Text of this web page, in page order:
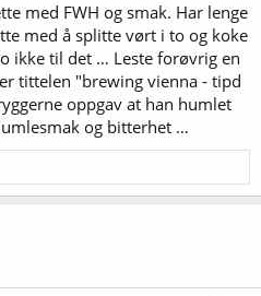
med FWH og smak. Har lenge
med å splitte vørt i to og koke
ikke til det … Leste forøvrig en
tittelen "brewing vienna - tipd
oppgav at han humlet
og bitterhet …